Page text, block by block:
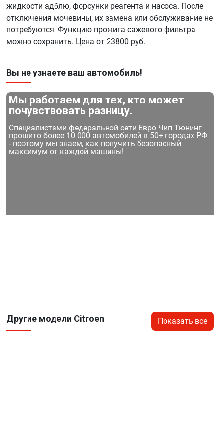
жидкости адблю, форсунки реагента и насоса. После
отключения мочевины, их замена или обслуживание не
потребуются. Функцию прожига сажевого фильтра
можно сохранить. Цена от 23800 руб.
Вы не узнаете ваш автомобиль!
Мы работаем для тех, кто может
почувствовать разницу.
Специалистами федеральной сети Евро Чип Тюнинг
прошито более 10 000 автомобилей в 50+ городах РФ
- поэтому мы знаем, как получить безопасный
максимум от каждой машины!
Другие модели Citroen Показать все